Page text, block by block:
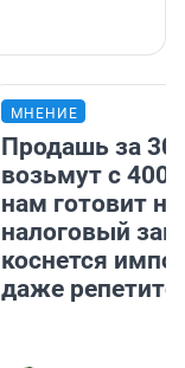
МНЕНИЕ
Продашь за
возьмут с
нам готовит
налоговый
коснется
даже